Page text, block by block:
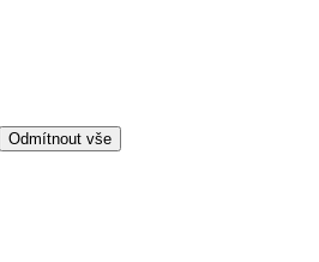
Odmítnout vše